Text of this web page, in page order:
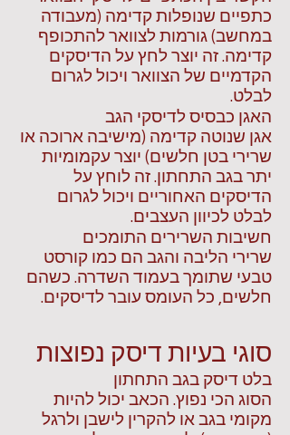
כתפיים שנופלות קדימה (מעבודה
במחשב) גורמות לצוואר להתכופף
קדימה. זה יוצר לחץ על הדיסקים
הקדמיים של הצוואר ויכול לגרום
לבלט.
האגן כבסיס לדיסקי הגב
אגן שנוטה קדימה (מישיבה ארוכה או
שרירי בטן חלשים) יוצר עקמומיות
יתר בגב התחתון. זה לוחץ על
הדיסקים האחוריים ויכול לגרום
לבלט לכיוון העצבים.
חשיבות השרירים התומכים
שרירי הליבה והגב הם כמו קורסט
טבעי שתומך בעמוד השדרה. כשהם
חלשים, כל העומס עובר לדיסקים.
סוגי בעיות דיסק נפוצות
בלט דיסק בגב התחתון
הסוג הכי נפוץ. הכאב יכול להיות
מקומי בגב או להקרין לישבן ולרגל